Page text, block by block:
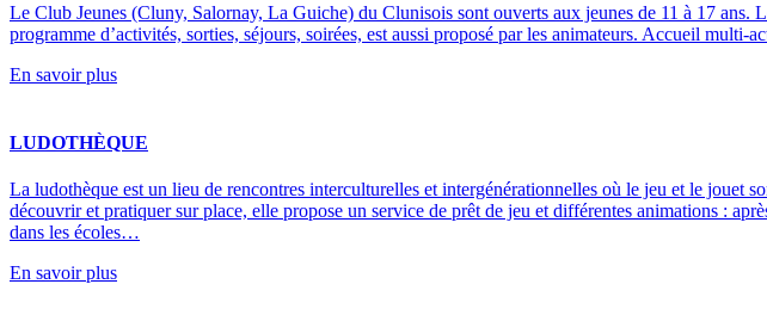
Le Club Jeunes (Cluny, Salornay, La Guiche) du Clunisois sont ouverts aux jeunes de 11 à 17
programme d’activités, sorties, séjours, soirées, est aussi proposé par les animateurs. Accueil multi-
En savoir plus
LUDOTHÈQUE
La ludothèque est un lieu de rencontres interculturelles et intergénérationnelles où le jeu et le jouet
découvrir et pratiquer sur place, elle propose un service de prêt de jeu et différentes animations :
dans les écoles…
En savoir plus